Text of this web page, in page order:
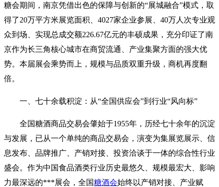
糖会期间，南京凭借出色的保障与创新的“展城融合”模式，取
得了20万平方米展览面积、4027家企业参展、40万人次专业观
众到场、实现总成交额226.67亿元的丰硕成果，充分印证了南
京作为长三角核心城市在商贸流通、产业集聚方面的强大优
势。本届展会乘势而上，规模与品质双重升级，商机再度翻
倍。
一、七十余载积淀：从“全国供应会”到行业“风向标”
全国糖酒商品交易会肇始于1955年，历经七十余年的沉淀
与发展，已从一个单纯的商品交易会，演变为集展览展示、信
息发布、品牌推广、产销对接、投资洽谈于一体的综合性行业
盛会。作为中国食品酒类行业历史最悠久、规模最宏大、影响
力最深远的***展会，全国糖酒会始终以产销对接、产业赋